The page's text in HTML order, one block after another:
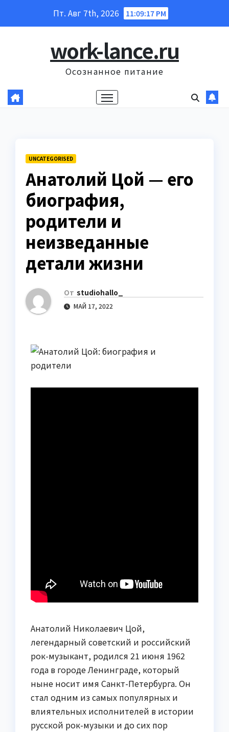
Пт. Авг 7th, 2026 11:09:18 PM
work-lance.ru
Осознанное питание
UNCATEGORISED
Анатолий Цой — его
биография,
родители и
неизведанные
детали жизни
От studiohallo_
МАЙ 17, 2022
Анатолий Николаевич Цой,
легендарный советский и российский
рок-музыкант, родился 21 июня 1962
года в городе Ленинграде, который
ныне носит имя Санкт-Петербурга. Он
стал одним из самых популярных и
влиятельных исполнителей в истории
русской рок-музыки и до сих пор